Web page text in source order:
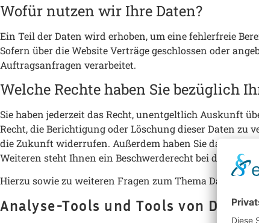
Wofür nutzen wir Ihre Daten?
Ein Teil der Daten wird erhoben, um eine fehlerfreie
Sofern über die Website Verträge geschlossen oder
Auftragsanfragen verarbeitet.
Welche Rechte haben Sie bezüglich
Sie haben jederzeit das Recht, unentgeltlich Auskunft
Recht, die Berichtigung oder Löschung dieser Daten
die Zukunft widerrufen. Außerdem haben Sie das
Weiteren steht Ihnen ein Beschwerderecht bei der
Hierzu sowie zu weiteren Fragen zum Thema
Analyse-Tools und Tools von